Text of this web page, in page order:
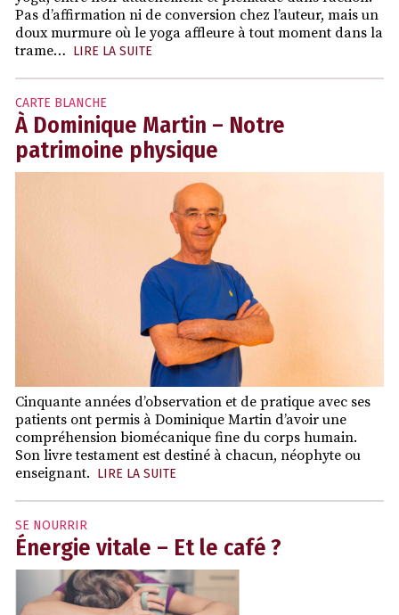
Pas d’affirmation ni de conversion chez l’auteur, mais un
doux murmure où le yoga affleure à tout moment dans la
trame… LIRE LA SUITE
CARTE BLANCHE
À Dominique Martin – Notre
patrimoine physique
Cinquante années d’observation et de pratique avec ses
patients ont permis à Dominique Martin d’avoir une
compréhension biomécanique fine du corps humain.
Son livre testament est destiné à chacun, néophyte ou
enseignant. LIRE LA SUITE
SE NOURRIR
Énergie vitale – Et le café ?